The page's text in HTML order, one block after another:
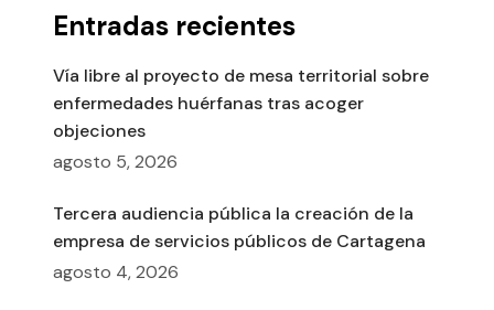
Entradas recientes
Vía libre al proyecto de mesa territorial sobre
enfermedades huérfanas tras acoger
objeciones
agosto 5, 2026
Tercera audiencia pública la creación de la
empresa de servicios públicos de Cartagena
agosto 4, 2026